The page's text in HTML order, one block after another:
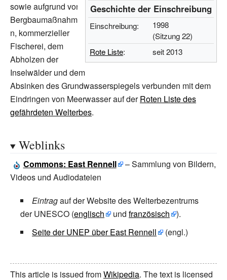
Geschichte der Einschreibung
Einschreibung:
1998
(Sitzung22)
Rote Liste: seit 2013
sowie aufgrund von
Bergbaumaßnahme
n, kommerzieller
Fischerei, dem
Abholzen der
Inselwälder und dem
Absinken des Grundwasserspiegels verbunden mit dem
Eindringen von Meerwasser auf derRoten Liste des
gefährdeten Welterbes.
Weblinks
Commons: East Rennell
– Sammlung von Bildern,
Videos und Audiodateien
Eintragauf der Website des Welterbezentrums
der UNESCO (englisch und französisch
).
Seite der UNEP über East Rennell
(engl.)
This article is issued fromWikipedia. The text is licensed